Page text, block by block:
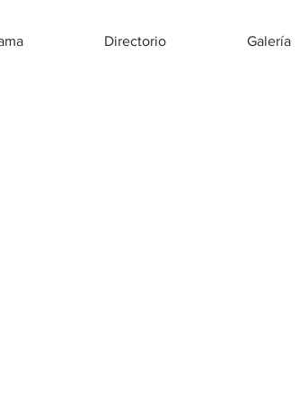
Directorio Galería